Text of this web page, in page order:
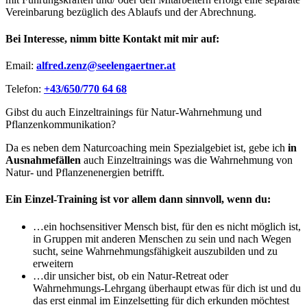
Vereinbarung bezüglich des Ablaufs und der Abrechnung.
Bei Interesse, nimm bitte Kontakt mit mir auf:
Email: alfred.zenz@seelengaertner.at
Telefon: +43/650/770 64 68
Gibst du auch Einzeltrainings für Natur-Wahrnehmung und
Pflanzenkommunikation?
Da es neben dem Naturcoaching mein Spezialgebiet ist, gebe ich in
Ausnahmefällen auch Einzeltrainings was die Wahrnehmung von
Natur- und Pflanzenenergien betrifft.
Ein Einzel-Training ist vor allem dann sinnvoll, wenn du:
…ein hochsensitiver Mensch bist, für den es nicht möglich ist,
in Gruppen mit anderen Menschen zu sein und nach Wegen
sucht, seine Wahrnehmungsfähigkeit auszubilden und zu
erweitern
…dir unsicher bist, ob ein Natur-Retreat oder
Wahrnehmungs-Lehrgang überhaupt etwas für dich ist und du
das erst einmal im Einzelsetting für dich erkunden möchtest